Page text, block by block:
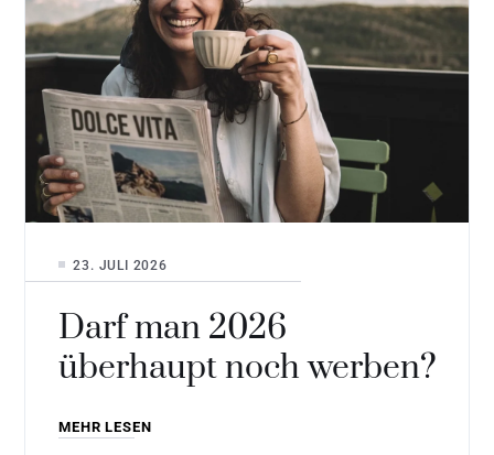
Darf man 2026
überhaupt noch werben?
23. JULI 2026
MEHR LESEN